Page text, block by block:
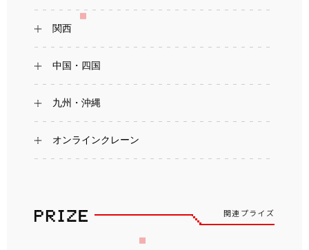
関西
中国・四国
九州・沖縄
オンラインクレーン
関連プライズ